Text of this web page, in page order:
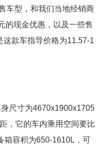
车型，和我们当地经销商
的现金优惠，以及一些售
这款车指导价格为11.57-1
尺寸为4670x1900x1705
，它的车内乘用空间要比
箱容积为650-1610L，可